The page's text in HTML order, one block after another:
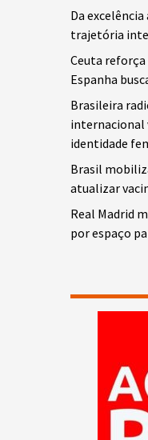
Da
trajetória
Ceuta
Espanha
Brasileira
internacional
identidade
Brasil
atualizar
Real Madrid
por espaço